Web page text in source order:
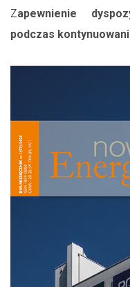
Zapewnienie
podczas